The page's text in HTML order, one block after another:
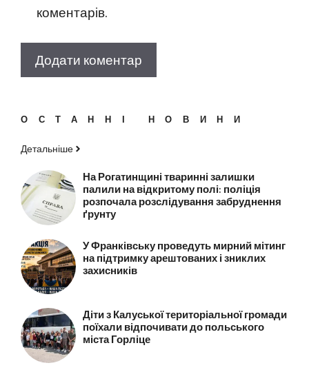
коментарів.
ОСТАННІ НОВИНИ
Детальніше
На Рогатинщині тваринні залишки
палили на відкритому полі: поліція
розпочала розслідування забруднення
ґрунту
У Франківську проведуть мирний мітинг
на підтримку арештованих і зниклих
захисників
Діти з Калуської територіальної громади
поїхали відпочивати до польського
міста Горліце